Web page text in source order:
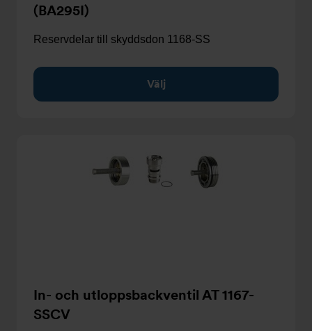
(BA295I)
Reservdelar till skyddsdon 1168-SS
Välj
In- och utloppsbackventil AT 1167-
SSCV